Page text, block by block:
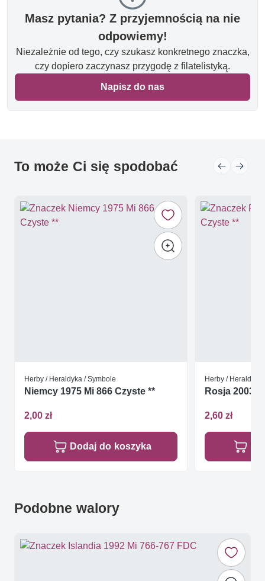
Masz pytania? Z przyjemnością na nie
odpowiemy!
Niezależnie od tego, czy szukasz konkretnego znaczka,
czy dopiero zaczynasz przygodę z filatelistyką.
Napisz do nas
To może Ci się spodobać
Herby / Heraldyka / Symbole
Niemcy 1975 Mi 866 Czyste **
2,00 zł
Dodaj do koszyka
Herby / Heraldyka
Rosja 2003
2,60 zł
Podobne walory